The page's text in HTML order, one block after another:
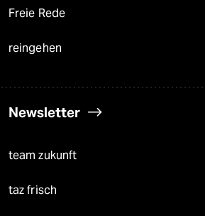
Freie Rede
reingehen
Newsletter
team zukunft
taz frisch